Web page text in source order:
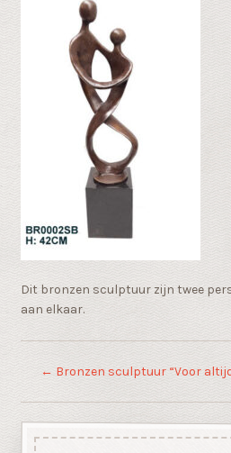
Dit bronzen sculptuur zijn twee
aan elkaar.
← Bronzen sculptuur “Voor